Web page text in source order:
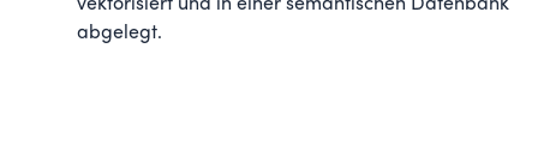
vektorisiert und in einer semantischen Datenbank
abgelegt.